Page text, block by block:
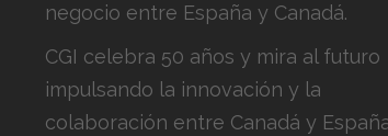
negocio entre España y Canadá.
CGI celebra 50 años y mira al futuro
impulsando la innovación y la
colaboración entre Canadá y